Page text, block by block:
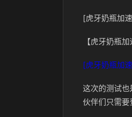
[虎牙奶瓶加
【虎牙奶瓶
[虎牙奶瓶加
这次的测试
伙伴们只需要